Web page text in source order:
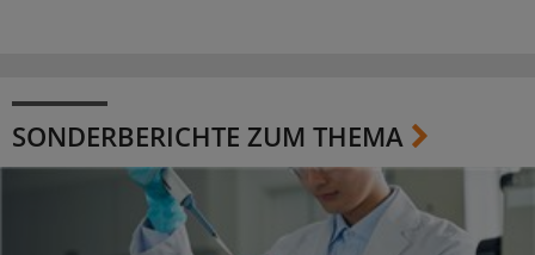
SONDERBERICHTE ZUM THEMA